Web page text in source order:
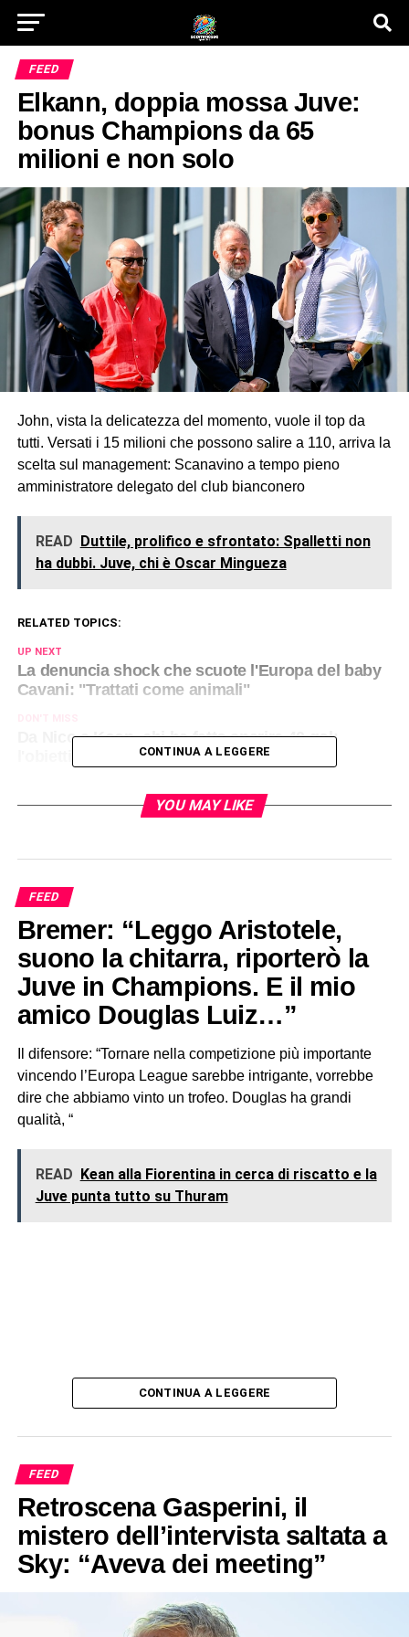
FEED
Elkann, doppia mossa Juve:
bonus Champions da 65
milioni e non solo
John, vista la delicatezza del momento, vuole il top da
tutti. Versati i 15 milioni che possono salire a 110, arriva la
scelta sul management: Scanavino a tempo pieno
amministratore delegato del club bianconero
READ Duttile, prolifico e sfrontato: Spalletti non
ha dubbi. Juve, chi è Oscar Mingueza
RELATED TOPICS:
UP NEXT
La denuncia shock che scuote l'Europa del baby
Cavani: "Trattati come animali"
Da Nico a Koop, chi ha fatto sparire 40 gol:
l'obiettivo di Tudor oltre i flop
CONTINUA A LEGGERE
YOU MAY LIKE
FEED
Bremer: “Leggo Aristotele,
suono la chitarra, riporterò la
Juve in Champions. E il mio
amico Douglas Luiz…”
Il difensore: “Tornare nella competizione più importante
vincendo l’Europa League sarebbe intrigante, vorrebbe
dire che abbiamo vinto un trofeo. Douglas ha grandi
qualità, “
READ Kean alla Fiorentina in cerca di riscatto e la
Juve punta tutto su Thuram
CONTINUA A LEGGERE
FEED
Retroscena Gasperini, il
mistero dell’intervista saltata a
Sky: “Aveva dei meeting”